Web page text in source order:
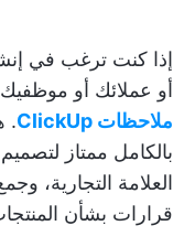
إذا كنت ترغب في
أو عملائك أو
ملاحظات ClickUp
.
بالكامل ممتاز
العلامة التجارية،
قرارات بشأن